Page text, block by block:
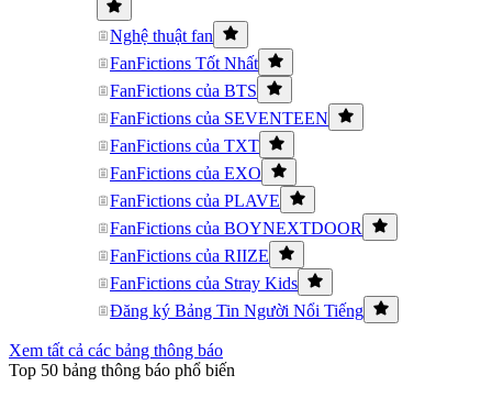
Nghệ thuật fan
FanFictions Tốt Nhất
FanFictions của BTS
FanFictions của SEVENTEEN
FanFictions của TXT
FanFictions của EXO
FanFictions của PLAVE
FanFictions của BOYNEXTDOOR
FanFictions của RIIZE
FanFictions của Stray Kids
Đăng ký Bảng Tin Người Nổi Tiếng
Xem tất cả các bảng thông báo
Top 50 bảng thông báo phổ biến